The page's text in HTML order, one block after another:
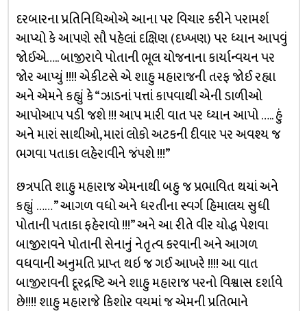
દરબારના પ્રતિનિધિઓએ આના પર વિચાર કરીને પરામર્શ
આપ્યો કે આપણે સૌ પહેલાં દક્ષિણ (દખ્ખણ) પર ધ્યાન આપવું
જોઈએ….. બાજીરાવે પોતાની ભૂલ યોજનાના કાર્યાન્વયન પર
જોર આપ્યું !!!! એકીટસે એ શાહુ મહારાજની તરફ જોઈ રહ્યા
અને એમને કહ્યું કે “ઝાડનાં પત્તાં કાપવાથી એની ડાળીઓ
આપોઆપ પડી જશે !!! આપ મારી વાત પર ધ્યાન આપો ….. હું
અને મારાં સાથીઓ, મારાં લોકો અટકની દીવાર પર અવશ્ય જ
ભગવા પતાકા લહેરાવીને જંપશે !!!”
છત્રપતિ શાહુ મહારાજ એમનાથી બહુ જ પ્રભાવિત થયાં અને
કહ્યું …… ” આગળ વધો અને ધરતીના સ્વર્ગ હિમાલય સુધી
પોતાની પતાકા ફહેરાવો !!!” અને આ રીતે વીર યોદ્ધ પેશવા
બાજીરાવને પોતાની સેનાનું નેતૃત્વ કરવાની અને આગળ
વધવાની અનુમતિ પ્રાપ્ત થઇ જ ગઈ આખરે !!!! આ વાત
બાજીરાવની દૂરદ્રષ્ટિ અને શાહુ મહારાજ પરનો વિશ્વાસ દર્શાવે
છે!!!! શાહુ મહારાજે કિશોર વયમાં જ એમની પ્રતિભાને